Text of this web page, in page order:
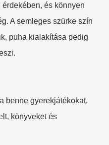
és könnyen
A semleges szürke szín
puha kialakítása pedig
benne gyerekjátékokat,
könyveket és